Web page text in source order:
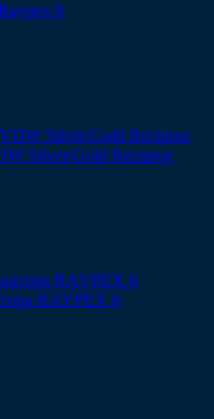
6
Silver/Gold Reciproc
RAYPEX 6